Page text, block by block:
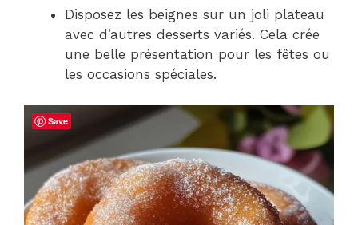
Disposez les beignes sur un joli plateau
avec d’autres desserts variés. Cela crée
une belle présentation pour les fêtes ou
les occasions spéciales.
Save